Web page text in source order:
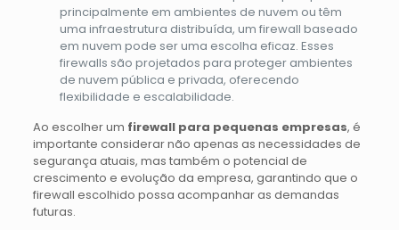
principalmente em ambientes de nuvem ou têm
uma infraestrutura distribuída, um firewall baseado
em nuvem pode ser uma escolha eficaz. Esses
firewalls são projetados para proteger ambientes
de nuvem pública e privada, oferecendo
flexibilidade e escalabilidade.
Ao escolher um firewall para pequenas empresas, é
importante considerar não apenas as necessidades de
segurança atuais, mas também o potencial de
crescimento e evolução da empresa, garantindo que o
firewall escolhido possa acompanhar as demandas
futuras.